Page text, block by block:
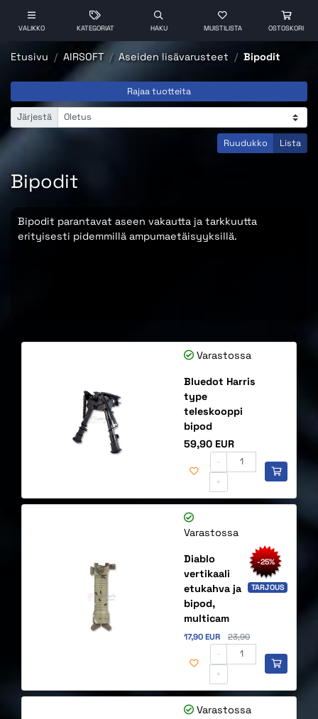
VALIKKO KATEGORIAT HAKU MUISTILISTA OSTOSKORI
Etusivu AIRSOFT Aseiden lisävarusteet Bipodit
Rajaa tuotteita
Järjestä
Ruudukko Lista
Bipodit
Bipodit parantavat aseen vakautta ja tarkkuutta
erityisesti pidemmillä ampumaetäisyyksillä.
Varastossa
Bluedot Harris
type
teleskooppi
bipod
Hinta
59,90 EUR
-
+
Varastossa
Diablo
vertikaali
etukahva ja
bipod,
multicam
-25%
TARJOUS
Alennettu hinta
17,90 EUR Alkuperäinen hinta
23,90
-
+
Varastossa